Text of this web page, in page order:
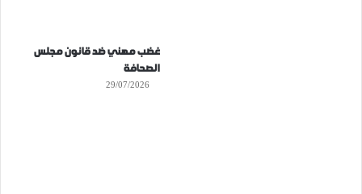
غضب مهني ضد قانون مجلس
الصحافة
29/07/2026